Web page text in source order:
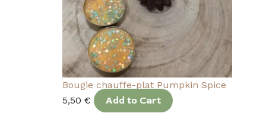
Bougie chauffe-plat Pumpkin Spice
5,50 € Add to Cart